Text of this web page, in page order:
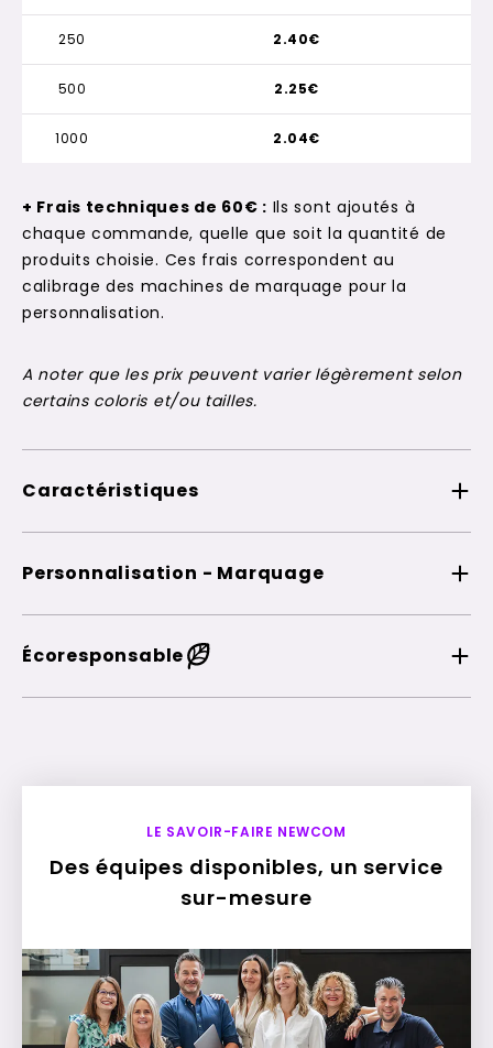
250
500
1000
2.40€
2.25€
2.04€
+ Frais techniques de 60€ : Ils sont ajoutés à
chaque commande, quelle que soit la quantité de
produits choisie. Ces frais correspondent au
calibrage des machines de marquage pour la
personnalisation.
A noter que les prix peuvent varier légèrement selon
certains coloris et/ou tailles.
Caractéristiques
Personnalisation - Marquage
Écoresponsable
LE SAVOIR-FAIRE NEWCOM
Des équipes disponibles, un service
sur-mesure